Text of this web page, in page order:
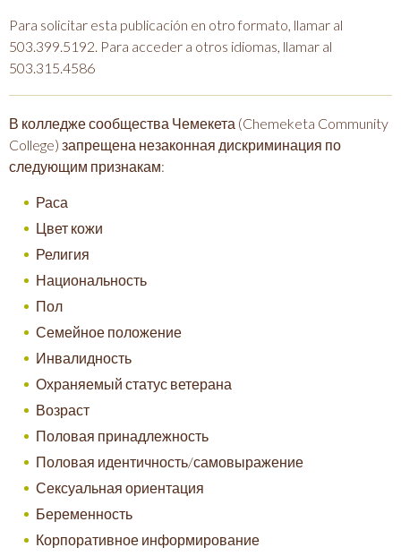
Para solicitar esta publicación en otro formato, llamar al
503.399.5192. Para acceder a otros idiomas, llamar al
503.315.4586
В колледже сообщества Чемекета (Chemeketa Community
College) запрещена незаконная дискриминация по
следующим признакам:
Раса
Цвет кожи
Религия
Национальность
Пол
Семейное положение
Инвалидность
Охраняемый статус ветерана
Возраст
Половая принадлежность
Половая идентичность/самовыражение
Сексуальная ориентация
Беременность
Корпоративное информирование